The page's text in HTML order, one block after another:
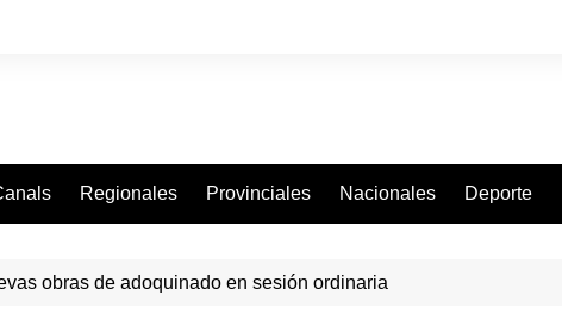
Regionales Provinciales Nacionales Deporte
obras de adoquinado en sesión ordinaria